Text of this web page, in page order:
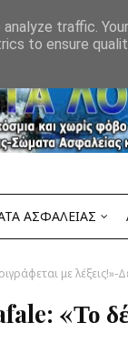
ΑΣΦΑΛΕΙΑΣ
με
«Το
traffic.
to ensure